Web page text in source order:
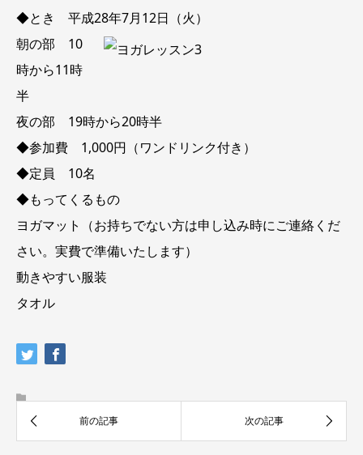
◆とき 平成28年7月12日（火）
朝の部 10
時から11時
半
夜の部 19時から20時半
◆参加費 1,000円（ワンドリンク付き）
◆定員 10名
◆もってくるもの
ヨガマット（お持ちでない方は申し込み時にご連絡くだ
さい。実費で準備いたします）
動きやすい服装
タオル